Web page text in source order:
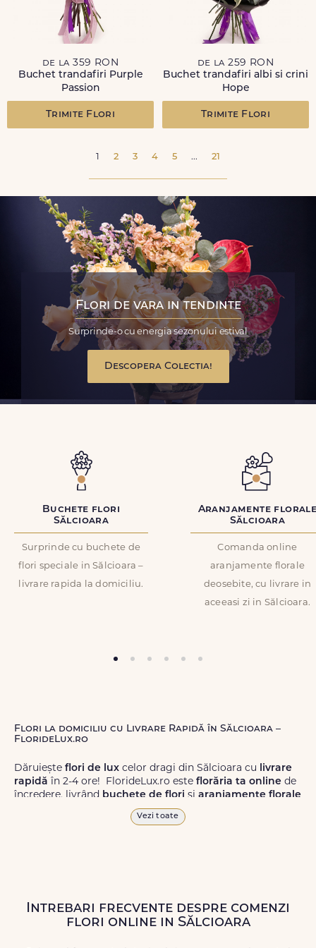
de la 359 RON
Buchet trandafiri Purple
Passion
Trimite Flori
de la 259 RON
Buchet trandafiri albi si crini
Hope
Trimite Flori
1 2 3 4 5 ... 21
Flori de vara in tendinte
Surprinde-o cu energia sezonului estival
Descopera Colectia!
Buchete flori
Sălcioara
Surprinde cu buchete de
flori speciale in Sălcioara –
livrare rapida la domiciliu.
Aranjamente
Sălcioara
Comanda online
aranjamente florale
deosebite, cu livrare in
aceeasi zi in Sălcioara.
Flori la domiciliu cu Livrare Rapidă în Sălcioara –
FlorideLux.ro
Dăruiește flori de lux celor dragi din Sălcioara cu livrare
rapidă în 2-4 ore! FlorideLux.ro este florăria ta online de
încredere, livrând buchete de flori și aranjamente florale
de calitate superioară în Sălcioara și în toată România.
Livrăm buchete de florichiar și în weekend, pentru ca tu
să poți adresa un gest frumos atunci când ai nevoie.
Vezi toate
Intrebari frecvente despre comenzi
flori online in Sălcioara